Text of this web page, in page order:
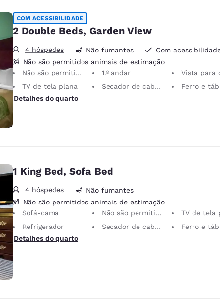
COM ACESSIBILIDADE
2 Double Beds, Garden View
4 hóspedes Não fumantes
Com
Não são permitidos animais de estimação
Não são permitidos animais de estimação Somente animais de serviço são permitidos, gratuitamente.
1.º andar
Vista para o
TV de tela plana
Secador de cabelo
Ferro e tábua de
Detalhes do quarto
1 King Bed, Sofa Bed
4 hóspedes
Não fumantes
Não são permitidos animais de estimação
Sofá-cama
Não são permitidos animais de estimação Somente animais de serviço são permitidos, gratuitamente.
TV de tela
Refrigerador
Secador de cabelo
Ferro e tábua de
Detalhes do quarto